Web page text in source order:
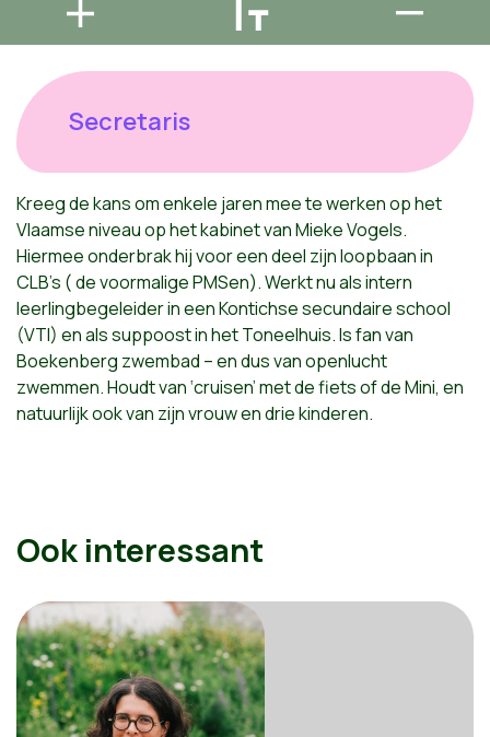
Secretaris
Kreeg de kans om enkele jaren mee te werken op het
Vlaamse niveau op het kabinet van Mieke Vogels.
Hiermee onderbrak hij voor een deel zijn loopbaan in
CLB’s ( de voormalige PMSen). Werkt nu als intern
leerlingbegeleider in een Kontichse secundaire school
(VTI) en als suppoost in het Toneelhuis. Is fan van
Boekenberg zwembad – en dus van openlucht
zwemmen. Houdt van ‘cruisen’ met de fiets of de Mini, en
natuurlijk ook van zijn vrouw en drie kinderen.
Ook interessant